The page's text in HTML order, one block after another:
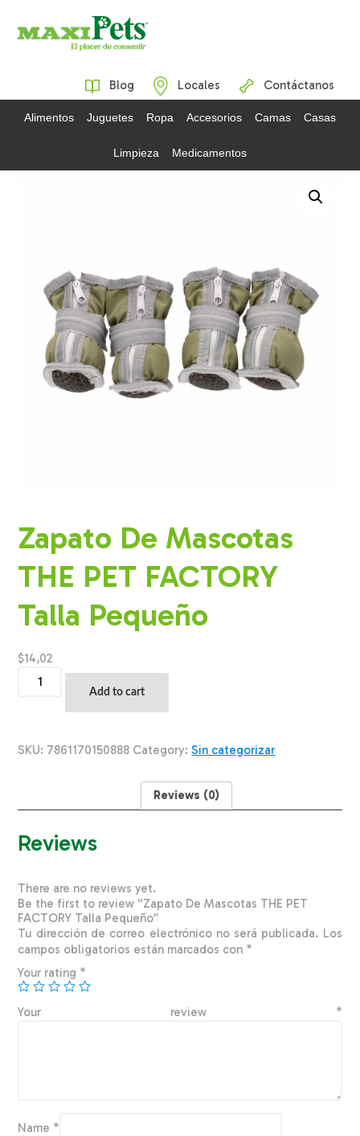
Blog Locales Contáctanos
Alimentos Juguetes Ropa Accesorios Camas Casas
Limpieza Medicamentos
Zapato De Mascotas
THE PET FACTORY
Talla Pequeño
$14,02
FACTORY
Add to cart
SKU: 7861170150888 Category:Sin categorizar
Reviews (0)
Reviews
There are no reviews yet.
Be the first to review “Zapato De Mascotas THE PET
FACTORY Talla Pequeño”
Tu dirección de correo electrónico no será publicada. Los
campos obligatorios están marcados con *
Your rating *
Your review *
Name *